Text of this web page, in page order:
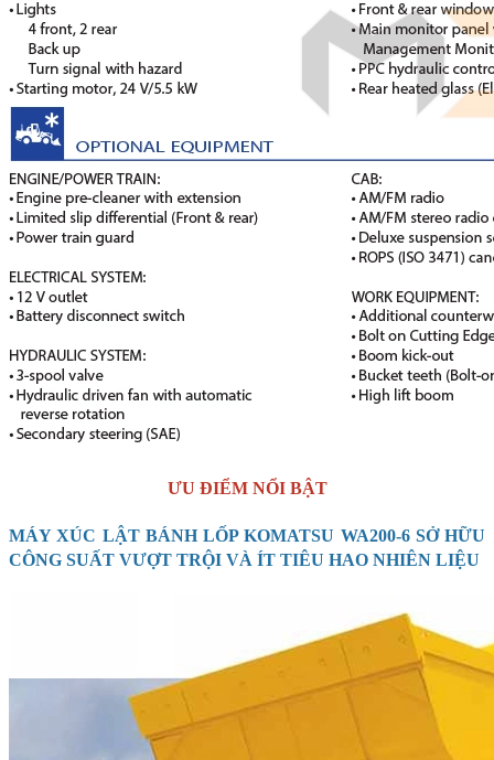
ƯU ĐIỂM NỔI BẬT
MÁY XÚC LẬT BÁNH LỐP KOMATSU WA200-6 SỞ HỮU
CÔNG SUẤT VƯỢT TRỘI VÀ ÍT TIÊU HAO NHIÊN LIỆU